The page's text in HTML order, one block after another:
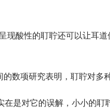
现酸性的耵聍还可以让耳
数项研究表明，耵聍对多
在是对它的误解，小小的